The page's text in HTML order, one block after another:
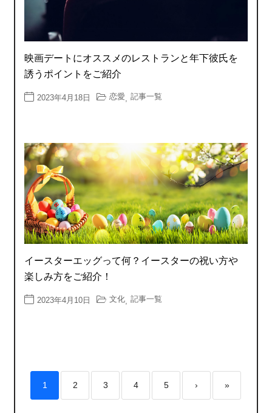
映画デートにオススメのレストランと年下彼氏を
誘うポイントをご紹介
2023年4月18日 恋愛 記事一覧
イースターエッグって何？イースターの祝い方や
楽しみ方をご紹介！
2023年4月10日 文化 記事一覧
1 2 3 4 5 › »